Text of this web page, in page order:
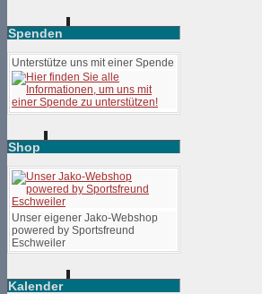
Spenden
Unterstütze uns mit einer Spende
Shop
Unser eigener Jako-Webshop
powered by Sportsfreund
Eschweiler
Kalender